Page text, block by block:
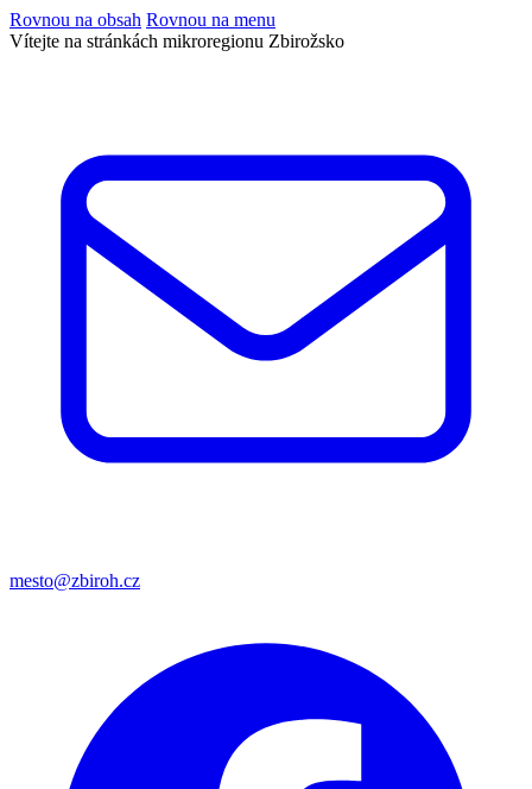
Rovnou na obsah Rovnou na menu
Vítejte na stránkách mikroregionu Zbirožsko
mesto@zbiroh.cz